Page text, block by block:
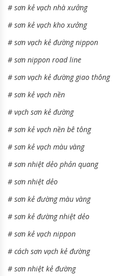
# sơn kẻ vạch nhà xưởng
# sơn kẻ vạch kho xưởng
# sơn vạch kẻ đường nippon
# sơn nippon road line
# sơn vạch kẻ đường giao thông
# sơn kẻ vạch nền
# vạch sơn kẻ đường
# sơn kẻ vạch nền bê tông
# sơn kẻ vạch màu vàng
# sơn nhiệt dẻo phản quang
# sơn nhiệt dẻo
# sơn kẻ đường màu vàng
# sơn kẻ đường nhiệt dẻo
# sơn kẻ vạch nippon
# cách sơn vạch kẻ đường
# sơn nhiệt kẻ đường